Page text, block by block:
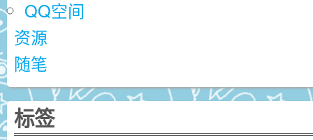
QQ空间
资源
随笔
标签